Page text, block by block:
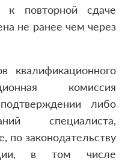
к повторной сдаче
не ранее чем через
квалификационного
комиссия
либо
специалиста,
по законодательству
в том числе